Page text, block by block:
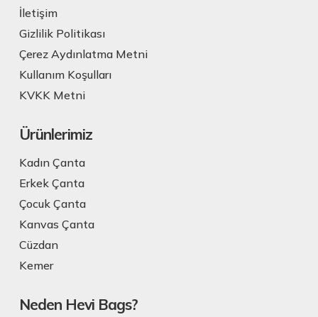
İletişim
Gizlilik Politikası
Çerez Aydınlatma Metni
Kullanım Koşulları
KVKK Metni
Ürünlerimiz
Kadın Çanta
Erkek Çanta
Çocuk Çanta
Kanvas Çanta
Cüzdan
Kemer
Neden Hevi Bags?